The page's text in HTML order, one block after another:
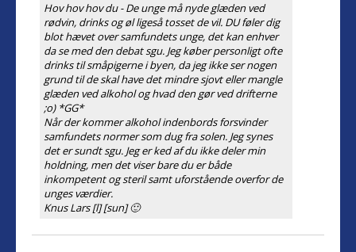
Hov hov hov du - De unge må nyde glæden ved
rødvin, drinks og øl ligeså tosset de vil. DU føler dig
blot hævet over samfundets unge, det kan enhver
da se med den debat sgu. Jeg køber personligt ofte
drinks til småpigerne i byen, da jeg ikke ser nogen
grund til de skal have det mindre sjovt eller mangle
glæden ved alkohol og hvad den gør ved drifterne
;o) *GG*
Når der kommer alkohol indenbords forsvinder
samfundets normer som dug fra solen. Jeg synes
det er sundt sgu. Jeg er ked af du ikke deler min
holdning, men det viser bare du er både
inkompetent og steril samt uforstående overfor de
unges værdier.
Knus Lars [l] [sun] 🙂